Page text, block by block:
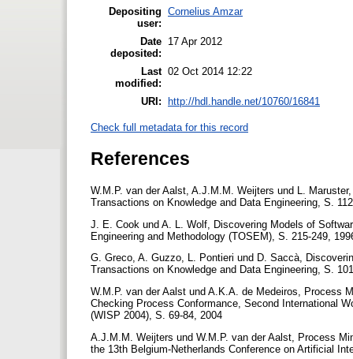
Depositing
user:
Cornelius Amzar
Date
deposited:
17 Apr 2012
Last
modified:
02 Oct 2014 12:22
URI: http://hdl.handle.net/10760/16841
Check full metadata for this record
References
W.M.P. van der Aalst, A.J.M.M. Weijters und L.
Transactions on Knowledge and Data Engineering, S.
J. E. Cook und A. L. Wolf, Discovering Models of
Engineering and Methodology (TOSEM), S. 215-249,
G. Greco, A. Guzzo, L. Pontieri und D. Saccà,
Transactions on Knowledge and Data Engineering, S.
W.M.P. van der Aalst und A.K.A. de Medeiros, Process
Checking Process Conformance, Second International
(WISP 2004), S. 69-84, 2004
A.J.M.M. Weijters und W.M.P. van der Aalst, Process
the 13th Belgium-Netherlands Conference on Artificial